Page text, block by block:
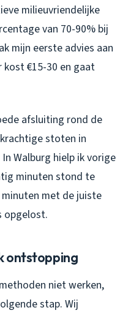
milieuvriendelijke
van 70-90% bij
mijn eerste advies aan
kost €15-30 en gaat
afsluiting rond de
stoten in
Walburg hielp ik vorige
minuten stond te
met de juiste
opgelost.
ontstopping
niet werken,
stap. Wij